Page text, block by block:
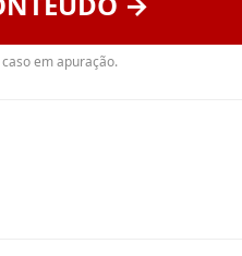
em apuração.